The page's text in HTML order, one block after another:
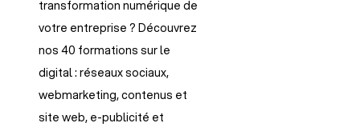
transformation numérique de
votre entreprise ? Découvrez
nos 40 formations sur le
digital : réseaux sociaux,
webmarketing, contenus et
site web, e-publicité et